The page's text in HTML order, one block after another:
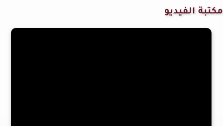
مكتبة الفيديو